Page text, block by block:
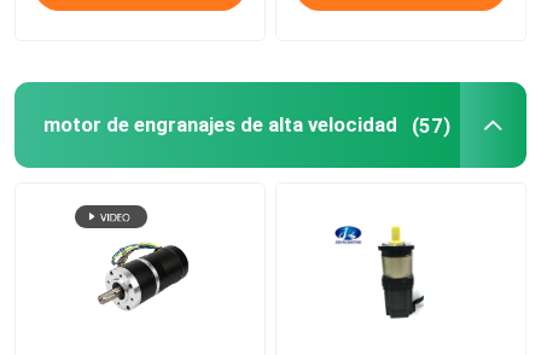
motor de engranajes de alta velocidad (57)